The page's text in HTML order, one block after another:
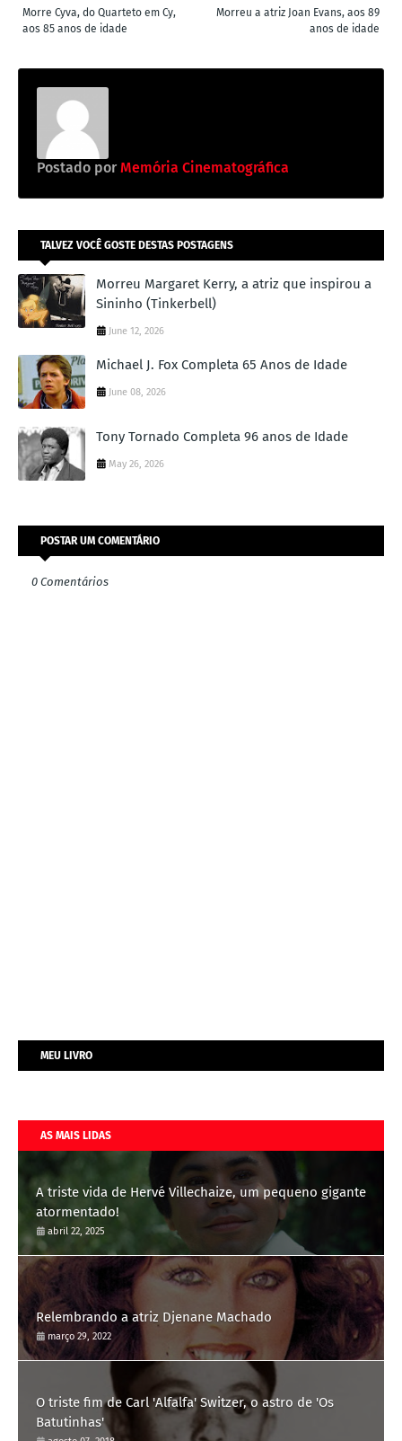
Morreu a atriz Joan Evans, aos 89
anos de idade
Morre Cyva, do Quarteto em Cy,
aos 85 anos de idade
Postado por Memória Cinematográfica
TALVEZ VOCÊ GOSTE DESTAS POSTAGENS
Morreu Margaret Kerry, a atriz que inspirou a
Sininho (Tinkerbell)
June 12, 2026
Michael J. Fox Completa 65 Anos de Idade
June 08, 2026
Tony Tornado Completa 96 anos de Idade
May 26, 2026
POSTAR UM COMENTÁRIO
0 Comentários
MEU LIVRO
AS MAIS LIDAS
A triste vida de Hervé Villechaize, um pequeno gigante
atormentado!
abril 22, 2025
Relembrando a atriz Djenane Machado
março 29, 2022
O triste fim de Carl 'Alfalfa' Switzer, o astro de 'Os
Batutinhas'